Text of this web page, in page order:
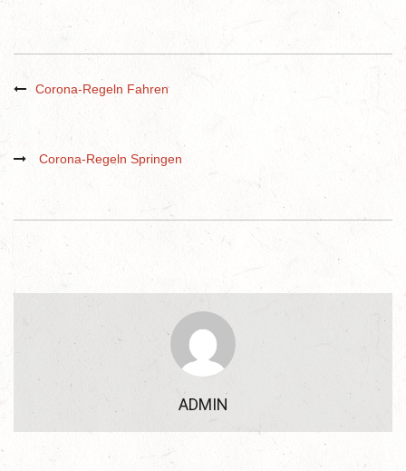
Corona-Regeln Fahren
Corona-Regeln Springen
ADMIN